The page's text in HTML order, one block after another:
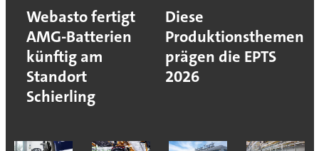
Webasto fertigt
AMG-Batterien
künftig am
Standort
Schierling
Diese
Produktionsthemen
prägen die EPTS
2026